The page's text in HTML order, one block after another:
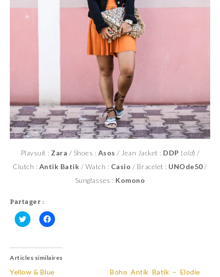
Playsuit : Zara / Shoes : Asos / Jean Jacket : DDP (old) /
Clutch : Antik Batik / Watch : Casio / Bracelet : UNOde50/
Sunglasses : Komono
Partager :
C
e
p
C
e
p
Articles similaires
Yellow & Blue Boho Antik Batik – Elodie